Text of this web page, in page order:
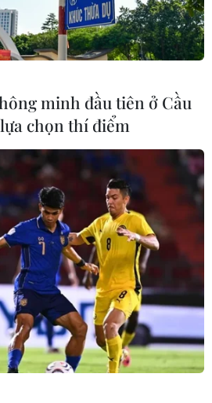
khuyến nông đến
đến năm 2050
Hà cho rằng trong Chiến lược
phải cùng với nông dân chuyển
xuất hữu cơ, hiện đại.
minh đầu tiên ở Cầu
chọn thí điểm